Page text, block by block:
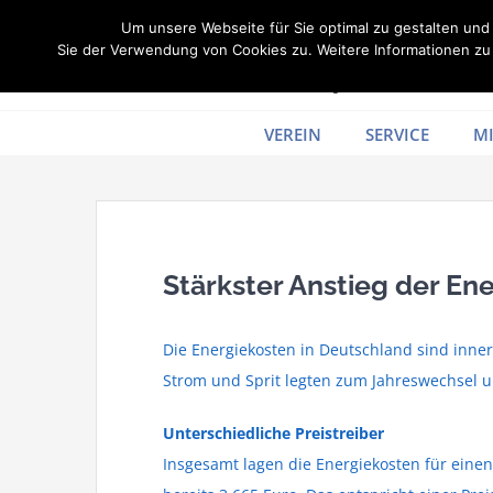
VEREIN SERVICE
Stärkster Anstieg der
Die Energiekosten in Deutschland sind
Strom und Sprit legten zum Jahreswechsel
Unterschiedliche Preistreiber
Insgesamt lagen die Energiekosten für
Um unsere Webseite für Sie optimal zu gestalten
Sie der Verwendung von Cookies zu. Weitere Informationen